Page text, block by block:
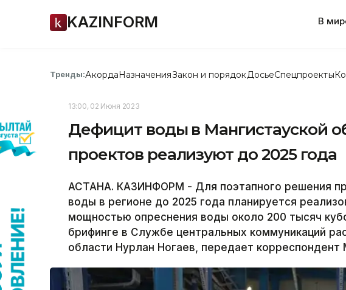
KAZINFORM В
Тренды:АкордаНазначенияЗакон и порядок ДосьеСпецпроекты
13:00, 02 Июня 2023
Дефицит воды в Мангистауской
проектов реализуют до 2025 года
АСТАНА. КАЗИНФОРМ - Для поэтапного решения
воды в регионе до 2025 года планируется
мощностью опреснения воды около 200 тысяч
брифинге в Службе центральных коммуникаций
области Нурлан Ногаев, передает